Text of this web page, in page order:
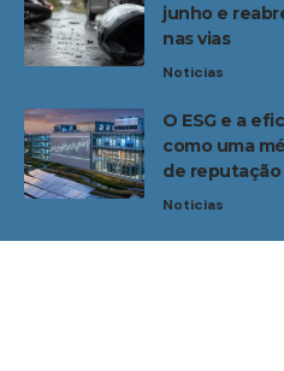
junho e
nas vias
Noticias
O ESG e a
como uma
de reputação
Noticias